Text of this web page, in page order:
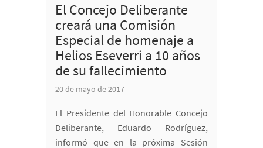
El Concejo Deliberante
creará una Comisión
Especial de homenaje a
Helios Eseverri a 10 años
de su fallecimiento
20 de mayo de 2017
El Presidente del Honorable Concejo
Deliberante, Eduardo Rodríguez,
informó que en la próxima Sesión